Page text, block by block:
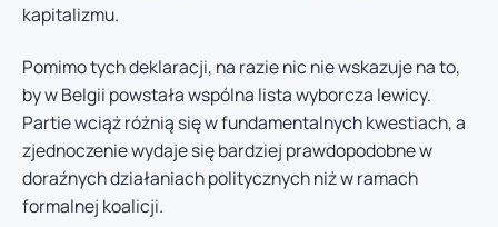
kapitalizmu.
Pomimo tych deklaracji, na razie nic nie wskazuje na to,
by w Belgii powstała wspólna lista wyborcza lewicy.
Partie wciąż różnią się w fundamentalnych kwestiach, a
zjednoczenie wydaje się bardziej prawdopodobne w
doraźnych działaniach politycznych niż w ramach
formalnej koalicji.